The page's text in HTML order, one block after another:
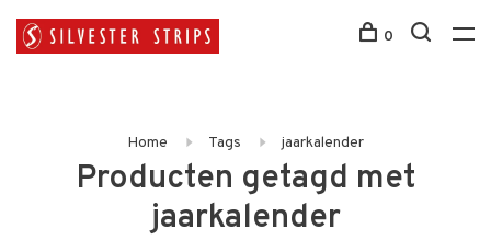
0
Home Tags jaarkalender
Producten getagd met
jaarkalender